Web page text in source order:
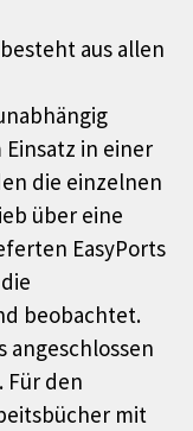
aus allen
in einer
die einzelnen
über eine
EasyPorts
beobachtet.
angeschlossen
Für den
mit